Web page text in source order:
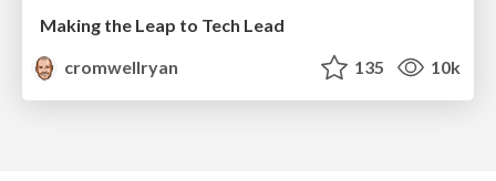
Making the Leap to Tech Lead
cromwellryan
135 10k